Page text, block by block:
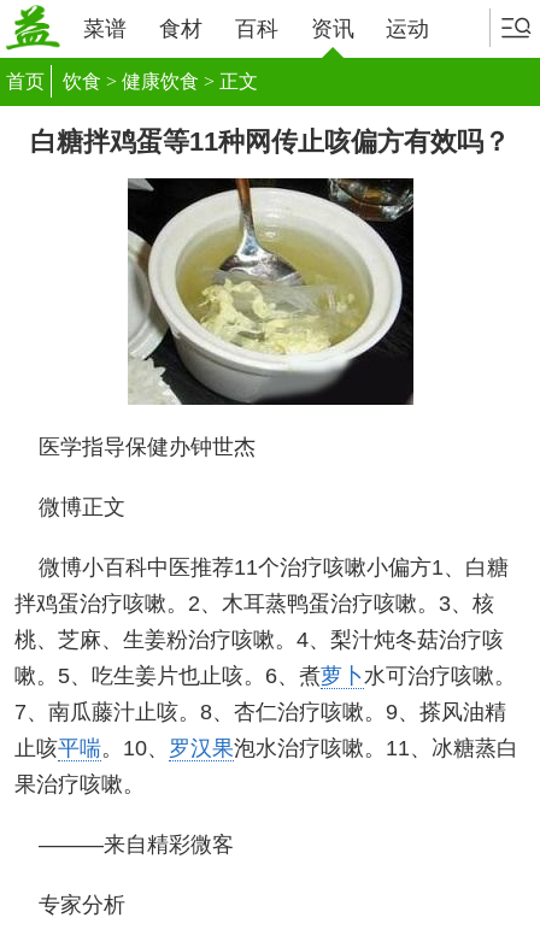
菜谱 食材 百科 资讯 运动
首页 饮食 > 健康饮食 > 正文
白糖拌鸡蛋等11种网传止咳偏方有效吗？
医学指导保健办钟世杰
微博正文
微博小百科中医推荐11个治疗咳嗽小偏方1、白糖
拌鸡蛋治疗咳嗽。2、木耳蒸鸭蛋治疗咳嗽。3、核
桃、芝麻、生姜粉治疗咳嗽。4、梨汁炖冬菇治疗咳
嗽。5、吃生姜片也止咳。6、煮萝卜水可治疗咳嗽。
7、南瓜藤汁止咳。8、杏仁治疗咳嗽。9、搽风油精
止咳平喘。10、 罗汉果泡水治疗咳嗽。11、冰糖蒸白
果治疗咳嗽。
———来自精彩微客
专家分析